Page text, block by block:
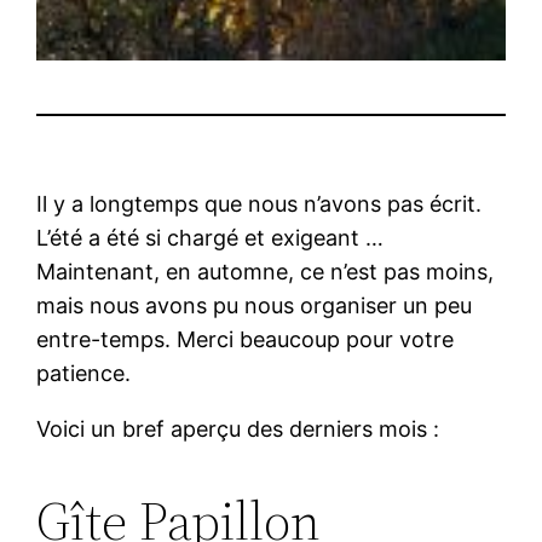
Il y a longtemps que nous n’avons pas écrit.
L’été a été si chargé et exigeant …
Maintenant, en automne, ce n’est pas moins,
mais nous avons pu nous organiser un peu
entre-temps. Merci beaucoup pour votre
patience.
Voici un bref aperçu des derniers mois :
Gîte Papillon